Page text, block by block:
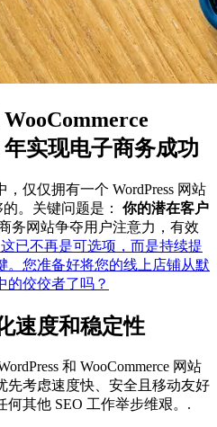
年实现电子商务成功
仅仅拥有一个 WordPress 网站
的。关键问题是： 你的潜在客户
务网站争夺用户注意力，有效
已不再是可选项，而是持续提
。您准备好将您的线上店铺从默
的佼佼者了吗？
速度和稳定性
和 WooCommerce 网站
先考虑速度快、安全且移动友好
其他 SEO 工作举步维艰。.